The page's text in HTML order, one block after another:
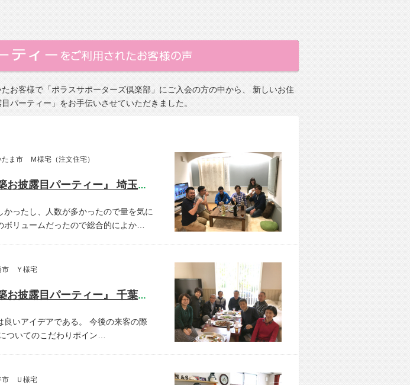
お客様で「ポラスサポーターズ倶楽部」にご入会の方の中から、 新しいお住
パーティー」をお手伝いさせていただきました。
ま市 Ｍ様宅（注文住宅）
開催しました! 『新築お披露目パーティー』 埼玉県さいたま市 M様宅
かったし、人数が多かったので量を気に
ボリュームだったので総合的によか…
市 Ｙ様宅
開催しました! 『新築お披露目パーティー』 千葉県船橋市 Y様宅
いアイデアである。
今後の来客の際
ついてのこだわりポイン…
市 Ｕ様宅